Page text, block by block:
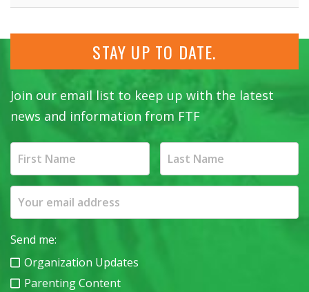
STAY UP TO DATE.
Join our email list to keep up with the latest
news and information from FTF
Send me:
Organization Updates
Parenting Content